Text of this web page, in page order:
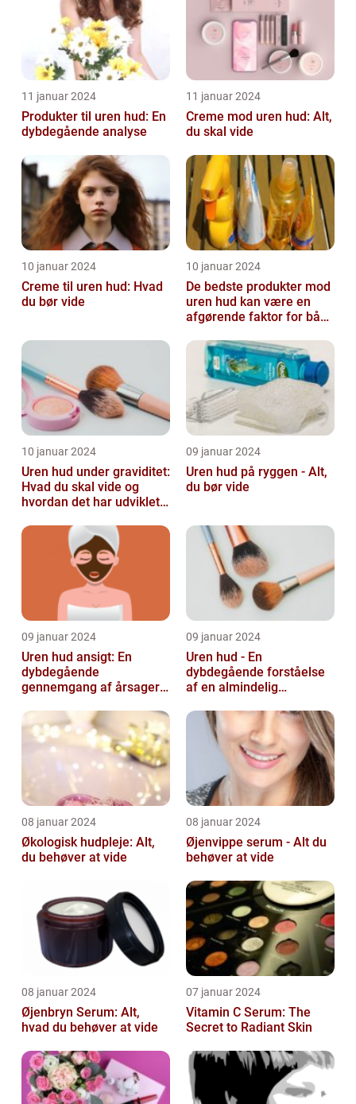
11 januar 2024
Produkter til uren hud: En
dybdegående analyse
11 januar 2024
Creme mod uren hud: Alt,
du skal vide
10 januar 2024
Creme til uren hud: Hvad
du bør vide
10 januar 2024
De bedste produkter mod
uren hud kan være en
afgørende faktor for både
lide...
10 januar 2024
Uren hud under graviditet:
Hvad du skal vide og
hvordan det har udviklet
09 januar 2024
Uren hud på ryggen - Alt,
du bør vide
09 januar 2024
Uren hud ansigt: En
dybdegående
gennemgang af årsager
09 januar 2024
Uren hud - En
dybdegående forståelse
af en almindelig
08 januar 2024
Økologisk hudpleje: Alt,
du behøver at vide
08 januar 2024
Øjenvippe serum - Alt du
behøver at vide
08 januar 2024
Øjenbryn Serum: Alt,
hvad du behøver at vide
07 januar 2024
Vitamin C Serum: The
Secret to Radiant Skin